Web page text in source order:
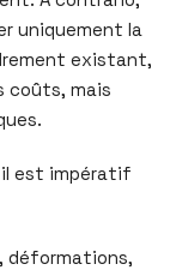
uniquement la
existant,
coûts, mais
il est impératif
déformations,